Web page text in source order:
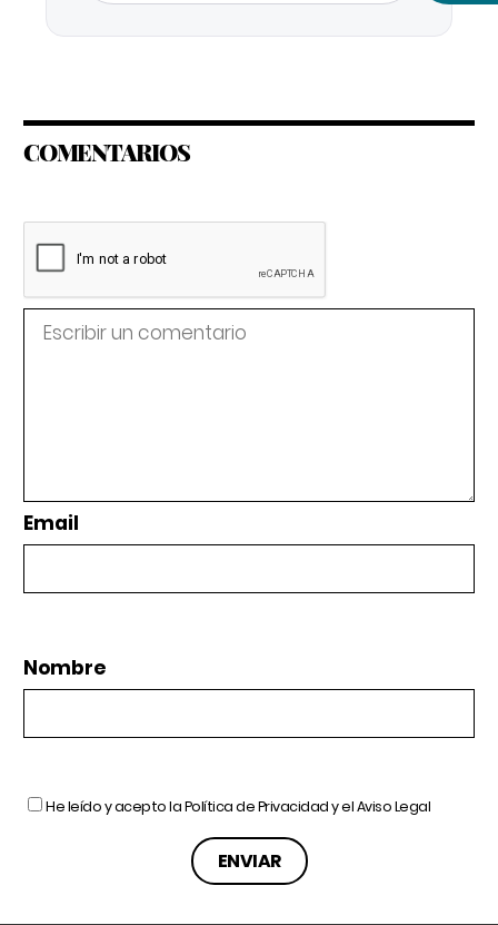
COMENTARIOS
Email
Nombre
He leído y acepto laPolítica de Privacidady elAviso Legal